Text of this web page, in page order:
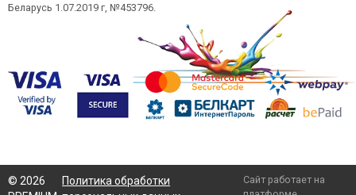
Беларусь 1.07.2019 г, №453796.
© 2026
Политика обработки
Сайт работает на